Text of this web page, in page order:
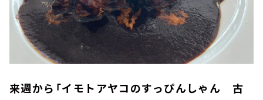
来週から「イモトアヤコのすっぴんしゃん 古